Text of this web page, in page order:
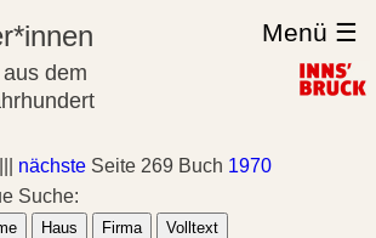
dem
Menü ☰
nächste Seite 269 Buch 1970
Suche:
Haus Firma Volltext